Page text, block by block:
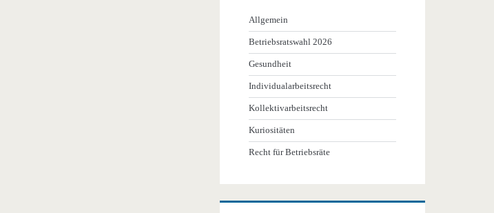
Allgemein
Betriebsratswahl 2026
Gesundheit
Individualarbeitsrecht
Kollektivarbeitsrecht
Kuriositäten
Recht für Betriebsräte